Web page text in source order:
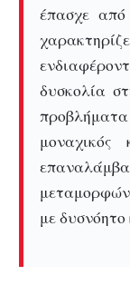
έπασχε από
δυσκολία
προβλήματα
με